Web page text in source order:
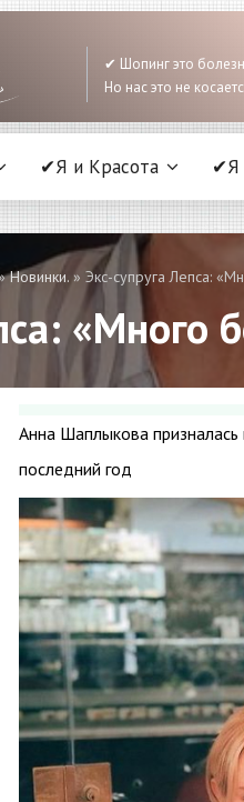
✔ Шопинг это
Но нас это не
✔Я и Красота ✔Я
Новинки.» Экс-супруга Лепса:
«Много
Анна Шаплыкова
последний год